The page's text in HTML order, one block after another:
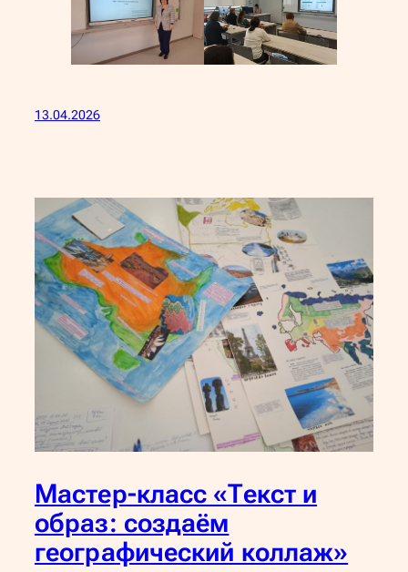
13.04.2026
Мастер-класс «Текст и
образ: создаём
географический коллаж»